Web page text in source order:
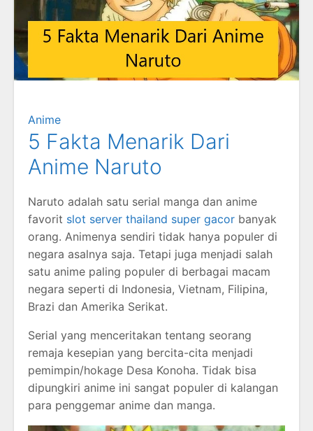
Anime
5 Fakta Menarik Dari
Anime Naruto
Naruto adalah satu serial manga dan anime
favorit slot server thailand super gacor banyak
orang. Animenya sendiri tidak hanya populer di
negara asalnya saja. Tetapi juga menjadi salah
satu anime paling populer di berbagai macam
negara seperti di Indonesia, Vietnam, Filipina,
Brazi dan Amerika Serikat.
Serial yang menceritakan tentang seorang
remaja kesepian yang bercita-cita menjadi
pemimpin/hokage Desa Konoha. Tidak bisa
dipungkiri anime ini sangat populer di kalangan
para penggemar anime dan manga.